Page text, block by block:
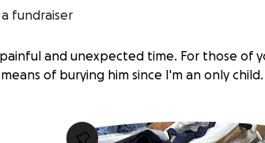
fundraiser
and unexpected time. For those of
of burying him since I'm an only child.